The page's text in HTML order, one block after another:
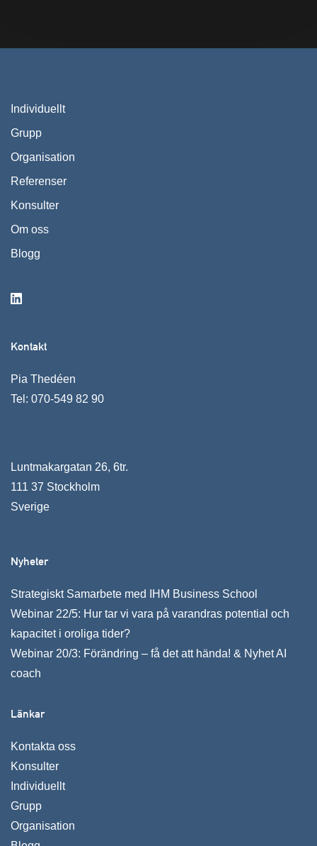
Individuellt
Grupp
Organisation
Referenser
Konsulter
Om oss
Blogg
Kontakt
Pia Thedéen
Tel: 070-549 82 90
Luntmakargatan 26, 6tr.
111 37 Stockholm
Sverige
Nyheter
Strategiskt Samarbete med IHM Business School
Webinar 22/5: Hur tar vi vara på varandras potential och
kapacitet i oroliga tider?
Webinar 20/3: Förändring – få det att hända! & Nyhet AI
coach
Länkar
Kontakta oss
Konsulter
Individuellt
Grupp
Organisation